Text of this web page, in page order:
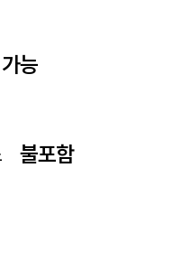
가능
불포함